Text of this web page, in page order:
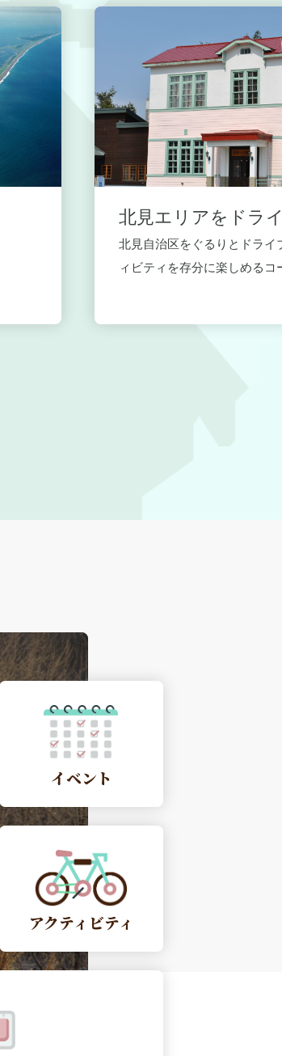
北見エリアをドラ
北見自治区をぐるりとドライ
ィビティを存分に楽しめるコ
イベント
アクティビティ